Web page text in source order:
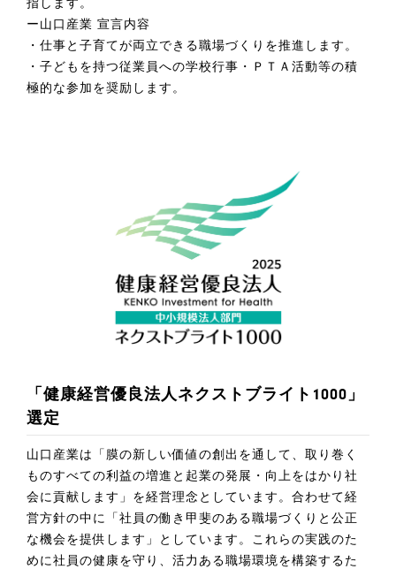
指します。
ー山口産業 宣言内容
・仕事と子育てが両立できる職場づくりを推進します。
・子どもを持つ従業員への学校行事・ＰＴＡ活動等の積
極的な参加を奨励します。
「健康経営優良法人ネクストブライト1000」
選定
山口産業は「膜の新しい価値の創出を通して、取り巻く
ものすべての利益の増進と起業の発展・向上をはかり社
会に貢献します」を経営理念としています。合わせて経
営方針の中に「社員の働き甲斐のある職場づくりと公正
な機会を提供します」としています。これらの実践のた
めに社員の健康を守り、活力ある職場環境を構築するた